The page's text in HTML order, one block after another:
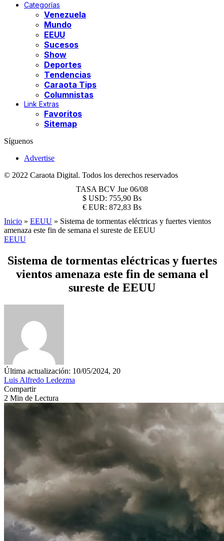
Categorías
Venezuela
Mundo
EEUU
Sucesos
Show
Deportes
Tendencias
Caraota Tips
Columnistas
Link Extras
Favoritos
Sitemap
Síguenos
Advertise
© 2022 Caraota Digital. Todos los derechos reservados
TASA BCV Jue 06/08
$ USD: 755,90 Bs
€ EUR: 872,83 Bs
Inicio » EEUU » Sistema de tormentas eléctricas y fuertes vientos
amenaza este fin de semana el sureste de EEUU
EEUU
Sistema de tormentas eléctricas y fuertes
vientos amenaza este fin de semana el
sureste de EEUU
Última actualización: 10/05/2024, 20
Luis Alfredo Ledezma
Compartir
2 Min de Lectura